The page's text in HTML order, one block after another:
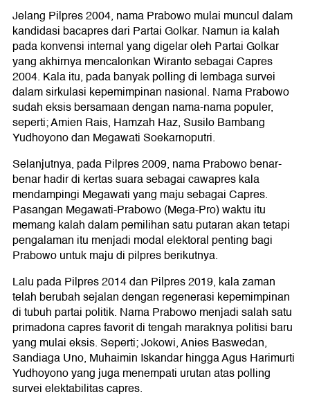
Jelang Pilpres 2004, nama Prabowo mulai muncul dalam
kandidasi bacapres dari Partai Golkar. Namun ia kalah
pada konvensi internal yang digelar oleh Partai Golkar
yang akhirnya mencalonkan Wiranto sebagai Capres
2004. Kala itu, pada banyak polling di lembaga survei
dalam sirkulasi kepemimpinan nasional. Nama Prabowo
sudah eksis bersamaan dengan nama-nama populer,
seperti; Amien Rais, Hamzah Haz, Susilo Bambang
Yudhoyono dan Megawati Soekarnoputri.
Selanjutnya, pada Pilpres 2009, nama Prabowo benar-
benar hadir di kertas suara sebagai cawapres kala
mendampingi Megawati yang maju sebagai Capres.
Pasangan Megawati-Prabowo (Mega-Pro) waktu itu
memang kalah dalam pemilihan satu putaran akan tetapi
pengalaman itu menjadi modal elektoral penting bagi
Prabowo untuk maju di pilpres berikutnya.
Lalu pada Pilpres 2014 dan Pilpres 2019, kala zaman
telah berubah sejalan dengan regenerasi kepemimpinan
di tubuh partai politik. Nama Prabowo menjadi salah satu
primadona capres favorit di tengah maraknya politisi baru
yang mulai eksis. Seperti; Jokowi, Anies Baswedan,
Sandiaga Uno, Muhaimin Iskandar hingga Agus Harimurti
Yudhoyono yang juga menempati urutan atas polling
survei elektabilitas capres.